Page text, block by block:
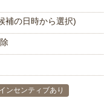
補の日時から選択)
インセンティブあり